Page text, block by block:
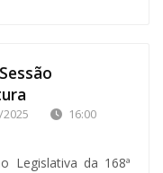
16:00
Legislativa da 168ª